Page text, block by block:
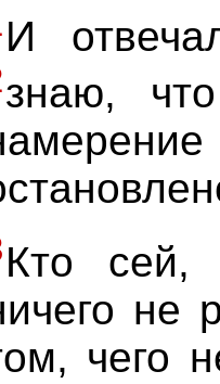
И
знаю,
Кто сей,
не
чего